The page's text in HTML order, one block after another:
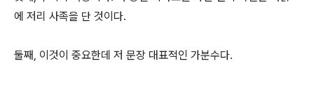
에 저리 사족을 단 것이다.
둘째, 이것이 중요한데 저 문장 대표적인 가분수다.